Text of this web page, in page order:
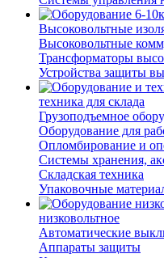
Высоковольтные
Высоковольтные
Трансформаторы
Устройства защиты
техника для склада
Грузоподъемное
Оборудование для
Опломбирование и
Системы хранения,
Складская техника
Упаковочные
низковольтное
Автоматические
Аппараты защиты